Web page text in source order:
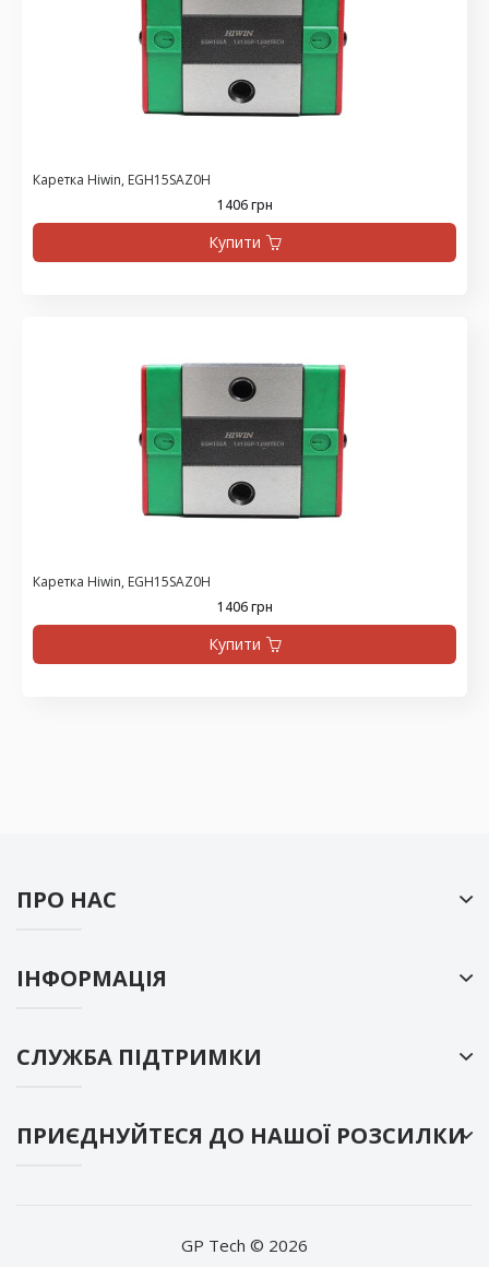
Каретка Hiwin, EGH15SAZ0H
1406 грн
Купити
Каретка Hiwin, EGH15SAZ0H
1406 грн
Купити
ПРО НАС
ІНФОРМАЦІЯ
СЛУЖБА ПІДТРИМКИ
ПРИЄДНУЙТЕСЯ ДО НАШОЇ РОЗСИЛКИ
GP Tech © 2026